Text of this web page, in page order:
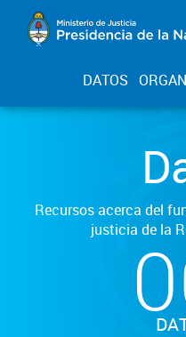
DATOS
Recursos acerca del
justicia de la